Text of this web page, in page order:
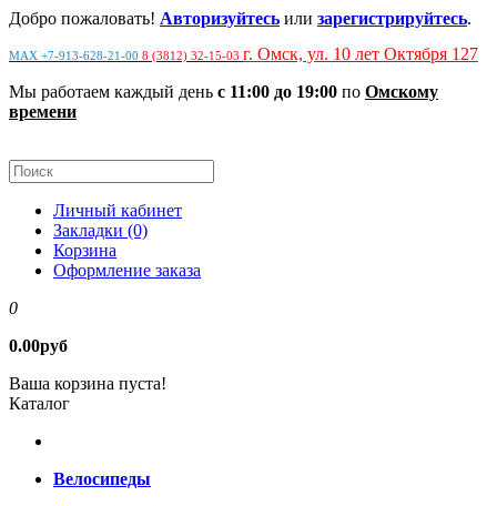
Добро пожаловать! Авторизуйтесь или зарегистрируйтесь.
MAX +7-913-628-21-00 8 (3812) 32-15-03 г. Омск, ул. 10 лет Октября 127
Мы работаем каждый день с 11:00 до 19:00 по Омскому
времени
Личный кабинет
Закладки (0)
Корзина
Оформление заказа
0
0.00руб
Ваша корзина пуста!
Каталог
Велосипеды